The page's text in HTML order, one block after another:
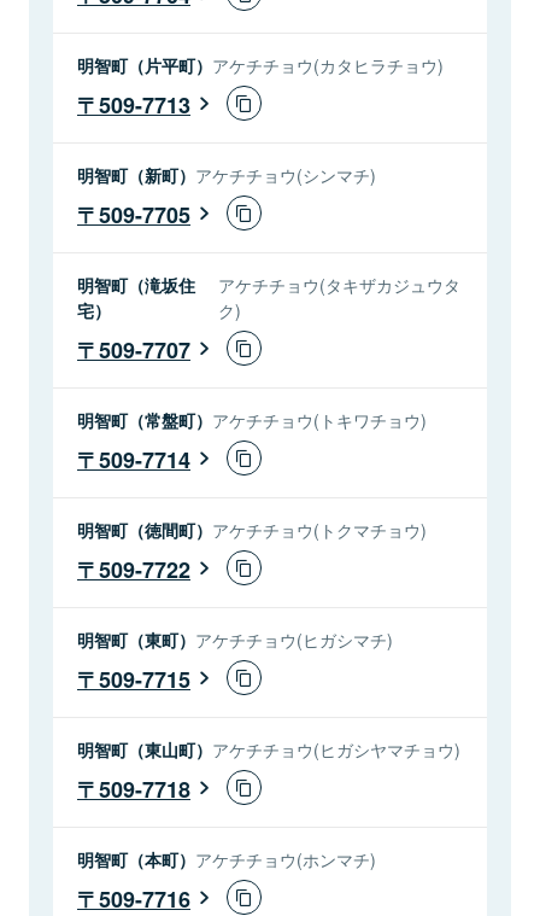
明智町（片平町） アケチチョウ(カタヒラチョウ)
509-7713
明智町（新町） アケチチョウ(シンマチ)
509-7705
明智町（滝坂住
宅）
アケチチョウ(タキザカジュウタ
ク)
509-7707
明智町（常盤町） アケチチョウ(トキワチョウ)
509-7714
明智町（徳間町） アケチチョウ(トクマチョウ)
509-7722
明智町（東町） アケチチョウ(ヒガシマチ)
509-7715
明智町（東山町） アケチチョウ(ヒガシヤマチョウ)
509-7718
明智町（本町） アケチチョウ(ホンマチ)
509-7716